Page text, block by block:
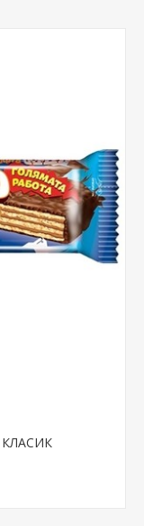
КЛАСИК